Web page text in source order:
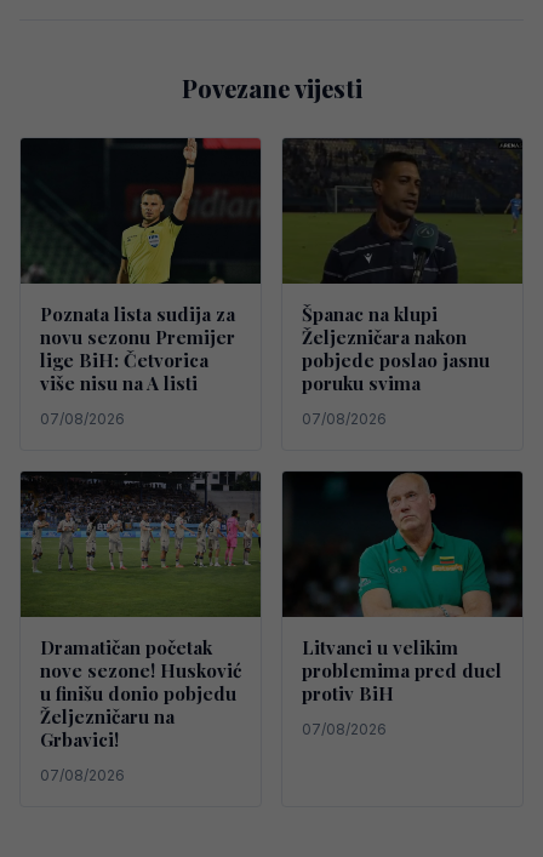
Povezane vijesti
Poznata lista sudija za
novu sezonu Premijer
lige BiH: Četvorica
više nisu na A listi
07/08/2026
Španac na klupi
Željezničara nakon
pobjede poslao jasnu
poruku svima
07/08/2026
Dramatičan početak
nove sezone! Husković
u finišu donio pobjedu
Željezničaru na
Grbavici!
07/08/2026
Litvanci u velikim
problemima pred duel
protiv BiH
07/08/2026